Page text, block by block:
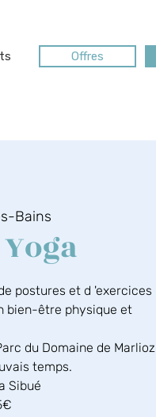
Offres
Bains
postures et d 'exercices
bien-être physique et
du Domaine de Marlioz
temps.
Sibué